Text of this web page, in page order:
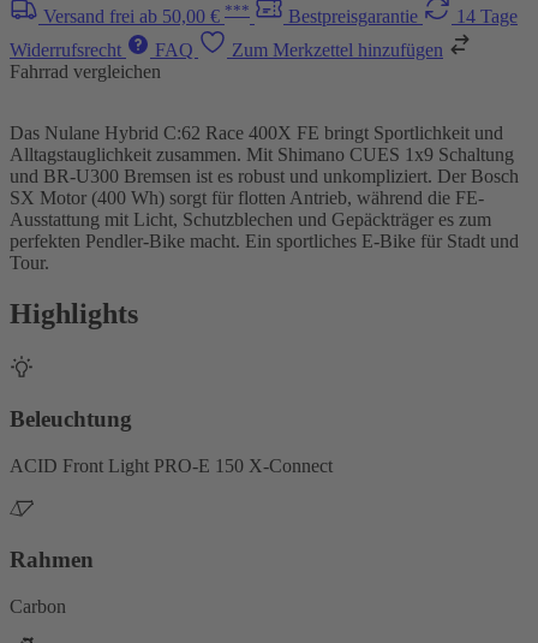
Versand frei ab 50,00 € *** Bestpreisgarantie
14 Tage
Widerrufsrecht
FAQ
Zum Merkzettel hinzufügen
Fahrrad vergleichen
Das Nulane Hybrid C:62 Race 400X FE bringt Sportlichkeit und
Alltagstauglichkeit zusammen. Mit Shimano CUES 1x9 Schaltung
und BR-U300 Bremsen ist es robust und unkompliziert. Der Bosch
SX Motor (400 Wh) sorgt für flotten Antrieb, während die FE-
Ausstattung mit Licht, Schutzblechen und Gepäckträger es zum
perfekten Pendler-Bike macht. Ein sportliches E-Bike für Stadt und
Tour.
Highlights
Beleuchtung
ACID Front Light PRO-E 150 X-Connect
Rahmen
Carbon